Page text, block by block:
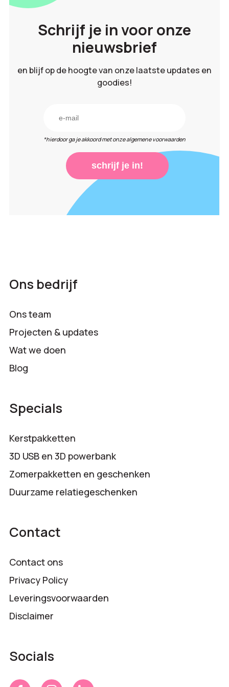
Schrijf je in voor onze
nieuwsbrief
en blijf op de hoogte van onze laatste updates en
goodies!
*hierdoor ga je akkoord met onze algemene voorwaarden
schrijf je in!
Ons bedrijf
Ons team
Projecten & updates
Wat we doen
Blog
Specials
Kerstpakketten
3D USB en 3D powerbank
Zomerpakketten en geschenken
Duurzame relatiegeschenken
Contact
Contact ons
Privacy Policy
Leveringsvoorwaarden
Disclaimer
Socials